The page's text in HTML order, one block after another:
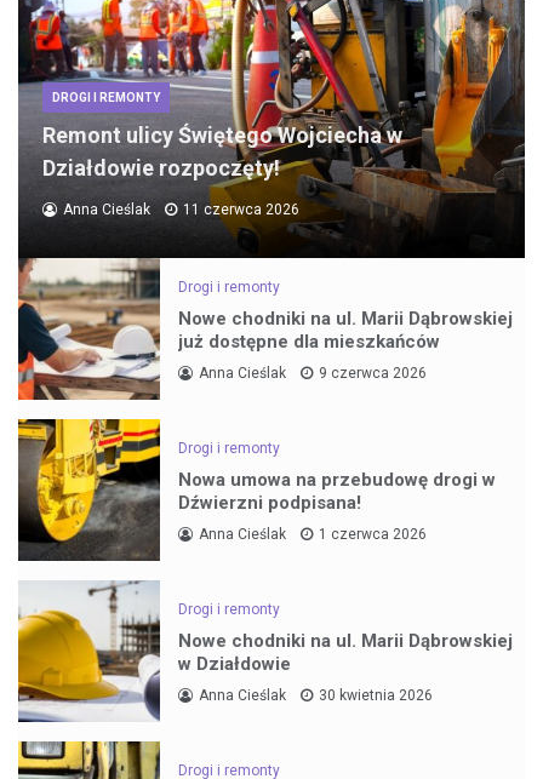
DROGI I REMONTY
Remont ulicy Świętego Wojciecha w
Działdowie rozpoczęty!
Anna Cieślak 11 czerwca 2026
Drogi i remonty
Nowe chodniki na ul. Marii Dąbrowskiej
już dostępne dla mieszkańców
Anna Cieślak 9 czerwca 2026
Drogi i remonty
Nowa umowa na przebudowę drogi w
Dźwierzni podpisana!
Anna Cieślak 1 czerwca 2026
Drogi i remonty
Nowe chodniki na ul. Marii Dąbrowskiej
w Działdowie
Anna Cieślak 30 kwietnia 2026
Drogi i remonty